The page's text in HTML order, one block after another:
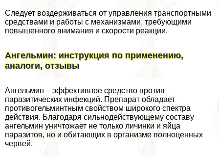
Следует воздерживаться от управления трaнcпортными
средствами и работы с механизмами, требующими
повышенного внимания и скорости реакции.
Ангельмин: инструкция по применению,
аналоги, отзывы
Ангельмин – эффективное средство против
паразитических инфекций. Препарат обладает
противогельминтным свойством широкого спектра
действия. Благодаря сильнодействующему составу
ангельмин уничтожает не только личинки и яйца
паразитов, но и обитающих в организме полноценных
червей.